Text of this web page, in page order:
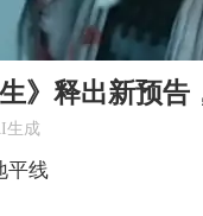
生》释出新预
生成
平线